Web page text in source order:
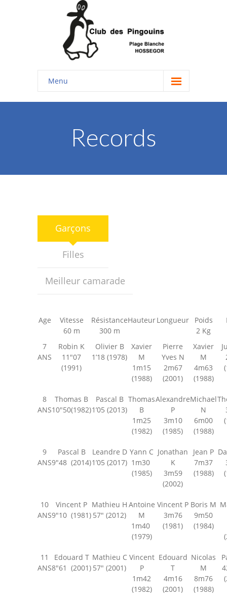
Menu
Accueil
-- Les groupes
-- Les moniteurs
Parents
-- Horaires
-- Activités
-- Revue de Presse
-- Actualités
-- Association
Partenaires
Records
Garçons
Filles
Meilleur camarade
Age
Vitesse
60 m
Résistance
300 m
HauteurLongueur
Poids
2 Kg
7
ANS
Robin K
11″07
(1991)
Olivier B
1’18 (1978)
Xavier
M
1m15
(1988)
Pierre
Yves N
2m67
(2001)
Xavier
M
4m63
(1988)
8
ANS
Thomas B
10″50(1982)
Pascal B
1’05 (2013)
Thomas
B
1m25
(1982)
Alexandre
P
3m10
(1985)
Michael
N
6m00
(1988)
9
ANS
Pascal B
9″48 (2014)
Leandre D
1’05 (2017)
Yann C
1m30
(1985)
Jonathan
K
3m59
(2002)
Jean P
7m37
(1988)
10
ANS
Vincent P
9″10 (1981)
Mathieu H
57″ (2012)
Antoine
M
1m40
(1979)
Vincent P
3m76
(1981)
Boris M
9m50
(1984)
11
ANS
Edouard T
8″61 (2001)
Mathieu C
57″ (2001)
Vincent
P
1m42
(1982)
Edouard
T
4m16
(2001)
Nicolas
M
8m76
(1988)